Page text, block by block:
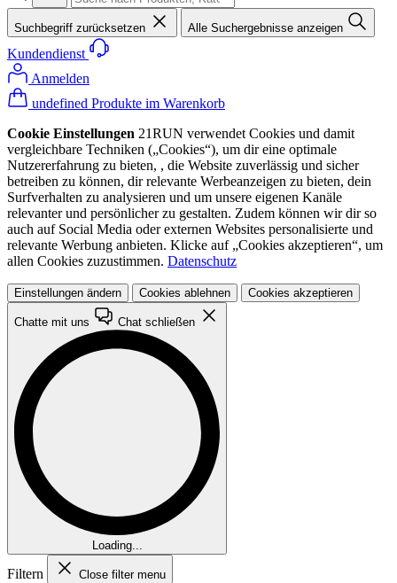
Suchbegriff zurücksetzen Alle Suchergebnisse anzeigen
Kundendienst
Anmelden
undefined Produkte im Warenkorb
Cookie Einstellungen 21RUN verwendet Cookies und damit
vergleichbare Techniken („Cookies“), um dir eine optimale
Nutzererfahrung zu bieten, , die Website zuverlässig und sicher
betreiben zu können, dir relevante Werbeanzeigen zu bieten, dein
Surfverhalten zu analysieren und um unsere eigenen Kanäle
relevanter und persönlicher zu gestalten. Zudem können wir dir so
auch auf Social Media oder externen Websites personalisierte und
relevante Werbung anbieten. Klicke auf „Cookies akzeptieren“, um
allen Cookies zuzustimmen. Datenschutz
Einstellungen ändern Cookies ablehnen Cookies akzeptieren
Chatte mit uns Chat schließen
Loading...
Filtern Close filter menu